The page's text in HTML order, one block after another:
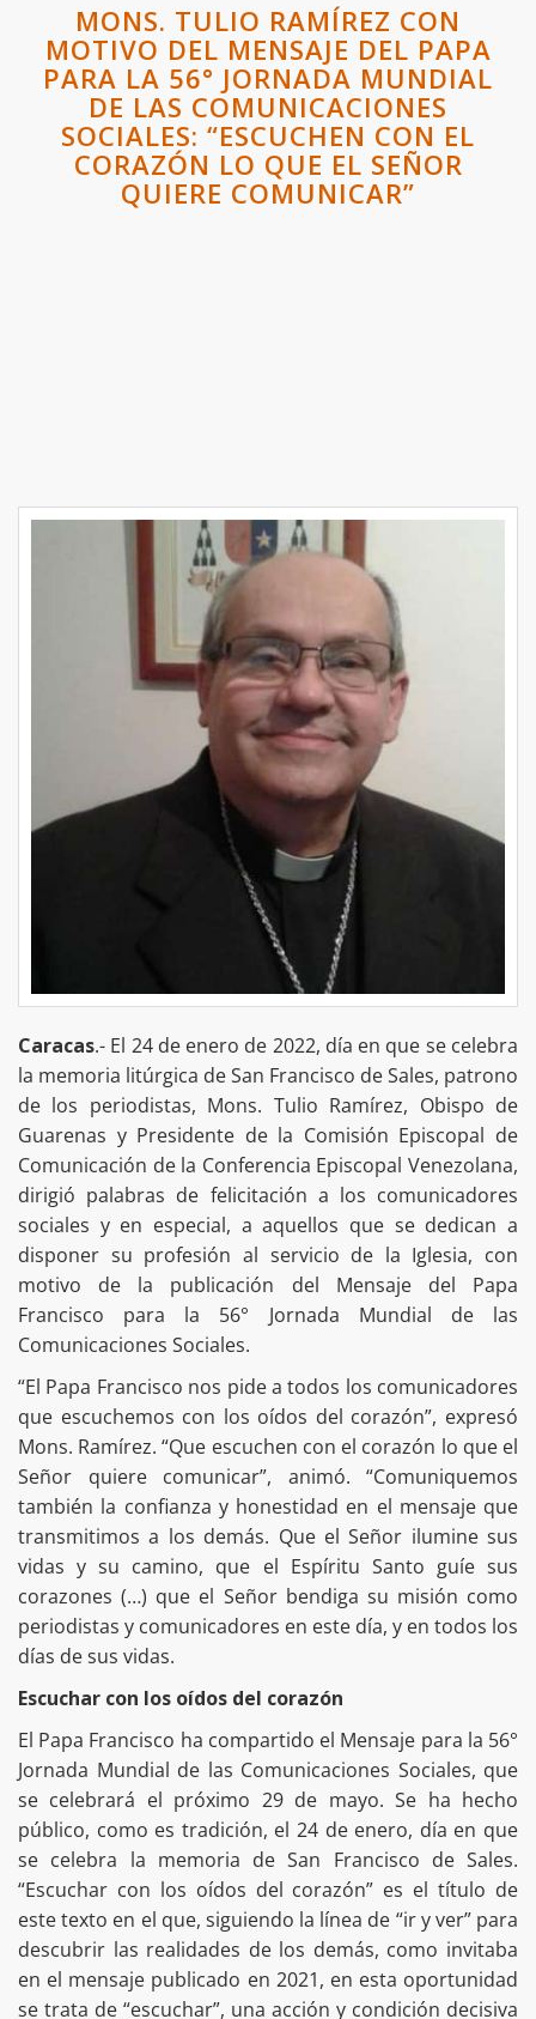
MONS. TULIO RAMÍREZ CON
MOTIVO DEL MENSAJE DEL PAPA
PARA LA 56° JORNADA MUNDIAL
DE LAS COMUNICACIONES
SOCIALES: “ESCUCHEN CON EL
CORAZÓN LO QUE EL SEÑOR
QUIERE COMUNICAR”
Caracas.- El 24 de enero de 2022, día en que se celebra
la memoria litúrgica de San Francisco de Sales, patrono
de los periodistas, Mons. Tulio Ramírez, Obispo de
Guarenas y Presidente de la Comisión Episcopal de
Comunicación de la Conferencia Episcopal Venezolana,
dirigió palabras de felicitación a los comunicadores
sociales y en especial, a aquellos que se dedican a
disponer su profesión al servicio de la Iglesia, con
motivo de la publicación del Mensaje del Papa
Francisco para la 56° Jornada Mundial de las
Comunicaciones Sociales.
“El Papa Francisco nos pide a todos los comunicadores
que escuchemos con los oídos del corazón”, expresó
Mons. Ramírez. “Que escuchen con el corazón lo que el
Señor quiere comunicar”, animó. “Comuniquemos
también la confianza y honestidad en el mensaje que
transmitimos a los demás. Que el Señor ilumine sus
vidas y su camino, que el Espíritu Santo guíe sus
corazones (…) que el Señor bendiga su misión como
periodistas y comunicadores en este día, y en todos los
días de sus vidas.
Escuchar con los oídos del corazón
El Papa Francisco ha compartido el Mensaje para la 56°
Jornada Mundial de las Comunicaciones Sociales, que
se celebrará el próximo 29 de mayo. Se ha hecho
público, como es tradición, el 24 de enero, día en que
se celebra la memoria de San Francisco de Sales.
“Escuchar con los oídos del corazón” es el título de
este texto en el que, siguiendo la línea de “ir y ver” para
descubrir las realidades de los demás, como invitaba
en el mensaje publicado en 2021, en esta oportunidad
se trata de “escuchar”, una acción y condición decisiva